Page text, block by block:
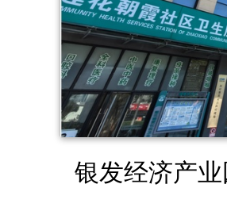
银发经济产